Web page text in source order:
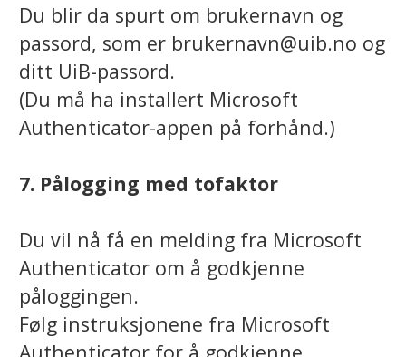
Du blir da spurt om brukernavn og
passord, som er brukernavn@uib.no og
ditt UiB-passord.
(Du må ha installert Microsoft
Authenticator-appen på forhånd.)
7. Pålogging med tofaktor
Du vil nå få en melding fra Microsoft
Authenticator om å godkjenne
påloggingen.
Følg instruksjonene fra Microsoft